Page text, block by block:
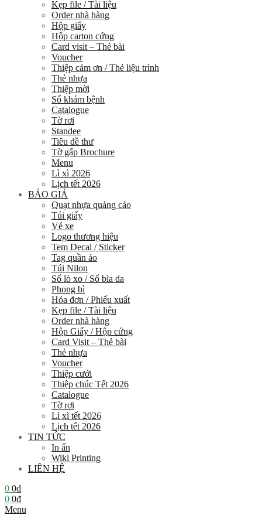
Kẹp file / Tài liệu
Order nhà hàng
Hộp giấy
Hộp carton cứng
Card visit – Thẻ bài
Voucher
Thiệp cảm ơn / Thẻ liệu trình
Thẻ nhựa
Thiệp mời
Sổ khám bệnh
Catalogue
Tờ rơi
Standee
Tiêu đề thư
Tờ gấp Brochure
Menu
Lì xì 2026
Lịch tết 2026
BÁO GIÁ
Quạt nhựa quảng cáo
Túi giấy
Vé xe
Logo thương hiệu
Tem Decal / Sticker
Tag quần áo
Túi Nilon
Sổ lò xo / Sổ bìa da
Phong bì
Hóa đơn / Phiếu xuất
Kẹp file / Tài liệu
Order nhà hàng
Hộp Giấy / Hộp cứng
Card Visit – Thẻ bài
Thẻ nhựa
Voucher
Thiệp cưới
Thiệp chúc Tết 2026
Catalogue
Tờ rơi
Lì xì tết 2026
Lịch tết 2026
TIN TỨC
In ấn
Wiki Printing
LIÊN HỆ
0 0₫
0 0₫
Menu